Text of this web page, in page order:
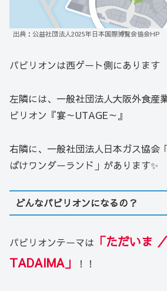
出典：公益社団法人2025年日本国際博覧会協会HP
パビリオンは西ゲート側にあります
左隣には、一般社団法人大阪外食産
ビリオン『宴～UTAGE～』
右隣に、一般社団法人日本ガス協会
ばけワンダーランド」があります✨
どんなパビリオンになるの？
パビリオンテーマは 「ただいま ／
TADAIMA」
！！